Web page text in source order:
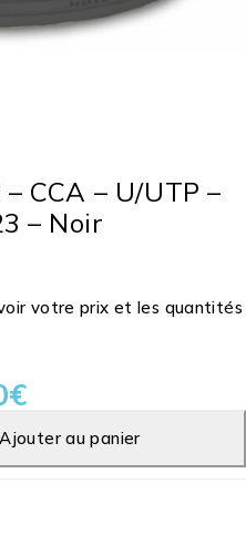
CCA – U/UTP –
– Noir
votre prix et les quantités
€
Ajouter au panier